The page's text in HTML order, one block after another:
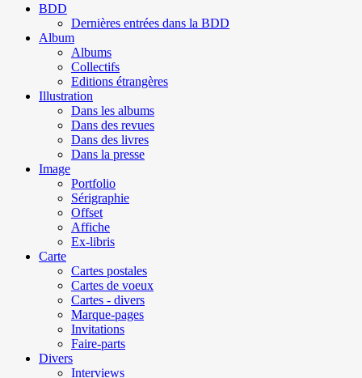
BDD
Dernières entrées dans la BDD
Album
Albums
Collectifs
Editions étrangères
Illustration
Dans les albums
Dans des revues
Dans des livres
Dans la presse
Image
Portfolio
Sérigraphie
Offset
Affiche
Ex-libris
Carte
Cartes postales
Cartes de voeux
Cartes - divers
Marque-pages
Invitations
Faire-parts
Divers
Interviews